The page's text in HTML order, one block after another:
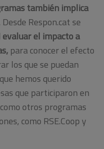
también implica
. Desde Respon.cat se
evaluar el impacto a
para conocer el efecto
los que se puedan
hemos querido
que participaron en
otros programas
como RSE.Coop y